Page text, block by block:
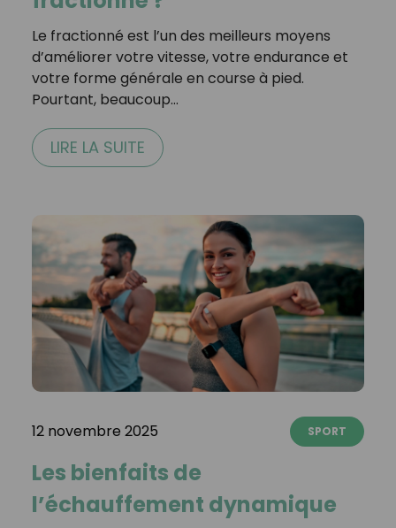
Le fractionné est l’un des meilleurs moyens
d’améliorer votre vitesse, votre endurance et
votre forme générale en course à pied.
Pourtant, beaucoup…
LIRE LA SUITE
12 novembre 2025 SPORT
Les bienfaits de
l’échauffement dynamique